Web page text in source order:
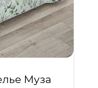
Муза